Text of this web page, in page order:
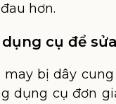
hơn.
dụng cụ để
may bị dây
dụng cụ đơn